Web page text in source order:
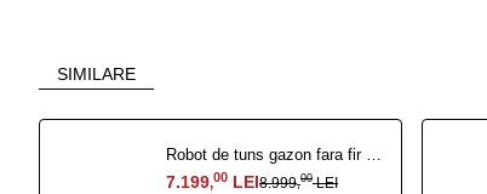
SIMILARE
Robot de tuns gazon fara fir perimetral RURIS Sentinel 1500
7.199,00 LEI8.999,00LEI